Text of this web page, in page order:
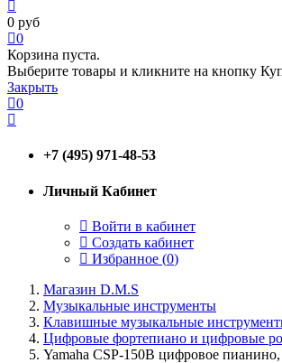
0 руб
0
Корзина пуста.
Выберите товары и кликните на кнопку
Закрыть
0
+7 (495) 971-48-53
Личный Кабинет
Войти в кабинет
Создать кабинет
Избранное (0)
Магазин D.M.S
Музыкальные инструменты
Клавишные музыкальные
Цифровые фортепиано и цифровые
Yamaha CSP-150B цифровое